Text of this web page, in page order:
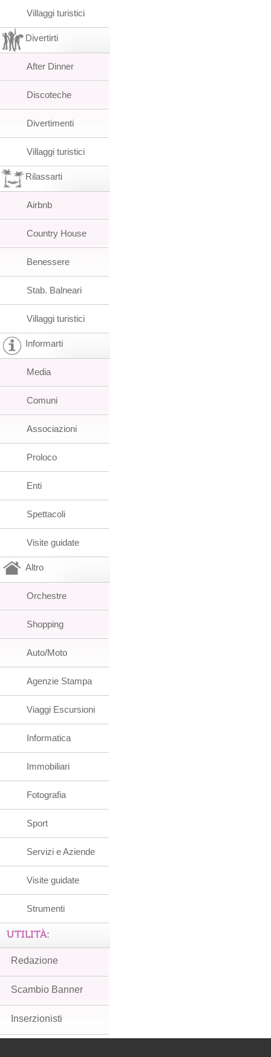
Villaggi turistici
Divertirti
After Dinner
Discoteche
Divertimenti
Villaggi turistici
Rilassarti
Airbnb
Country House
Benessere
Stab. Balneari
Villaggi turistici
Informarti
Media
Comuni
Associazioni
Proloco
Enti
Spettacoli
Visite guidate
Altro
Orchestre
Shopping
Auto/Moto
Agenzie Stampa
Viaggi Escursioni
Informatica
Immobiliari
Fotografia
Sport
Servizi e Aziende
Visite guidate
Strumenti
UTILITÀ:
Redazione
Scambio Banner
Inserzionisti